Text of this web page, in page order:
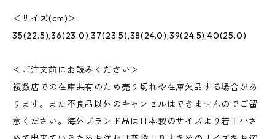
＜サイズ(cm)＞
35(22.5),36(23.0),37(23.5),38(24.0),39(24.5),40(25.0)
＜ご注文前にお読みください＞
複数店での在庫共有のため売り切れや在庫欠品する場合があ
ります。また不良品以外のキャンセルはできませんのでご留
意ください。海外ブランド品は日本製のサイズより若干小さ